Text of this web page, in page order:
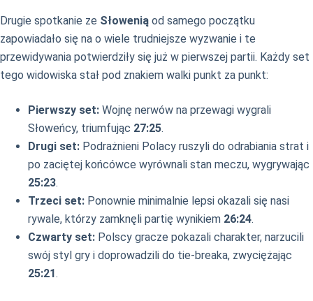
Drugie spotkanie ze Słowenią od samego początku
zapowiadało się na o wiele trudniejsze wyzwanie i te
przewidywania potwierdziły się już w pierwszej partii. Każdy set
tego widowiska stał pod znakiem walki punkt za punkt:
Pierwszy set: Wojnę nerwów na przewagi wygrali
Słoweńcy, triumfując 27:25.
Drugi set: Podrażnieni Polacy ruszyli do odrabiania strat i
po zaciętej końcówce wyrównali stan meczu, wygrywając
25:23.
Trzeci set: Ponownie minimalnie lepsi okazali się nasi
rywale, którzy zamknęli partię wynikiem 26:24.
Czwarty set: Polscy gracze pokazali charakter, narzucili
swój styl gry i doprowadzili do tie-breaka, zwyciężając
25:21.